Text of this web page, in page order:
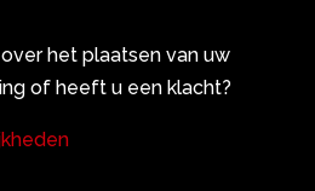
het plaatsen van uw
of heeft u een klacht?